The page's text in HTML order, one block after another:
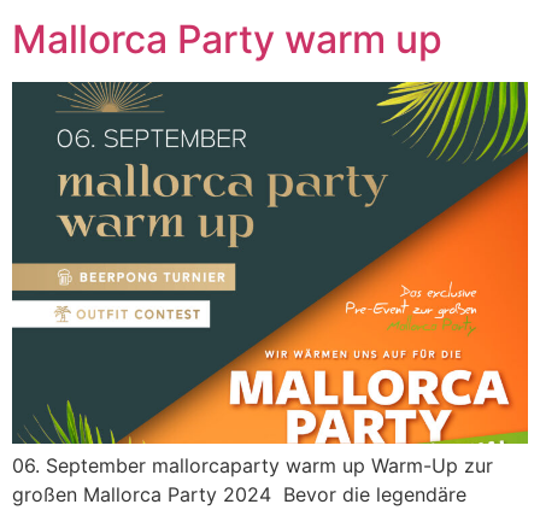
Mallorca Party warm up
06. September mallorcaparty warm up Warm-Up zur
großen Mallorca Party 2024 Bevor die legendäre